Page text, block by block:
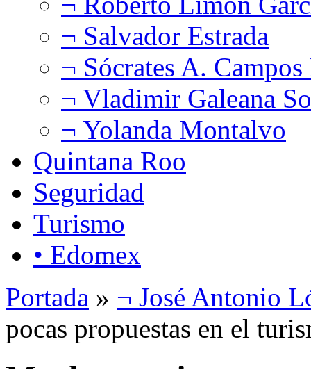
¬ Salvador Estrada
¬ Sócrates A.
¬ Vladimir Galeana
¬ Yolanda Montalvo
Quintana Roo
Seguridad
Turismo
• Edomex
Portada » ¬ José Antonio
pocas propuestas en el